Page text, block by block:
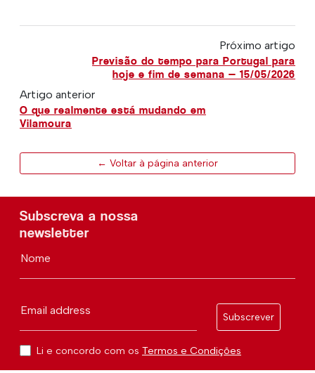
Próximo artigo
Previsão do tempo para Portugal para
hoje e fim de semana — 15/05/2026
Artigo anterior
O que realmente está mudando em
Vilamoura
← Voltar à página anterior
Subscreva a nossa
newsletter
Nome
Email address
Subscrever
Li e concordo com os Termos e Condições